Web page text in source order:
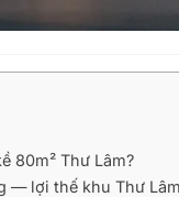
80m² Thư Lâm?
— lợi thế khu Thư